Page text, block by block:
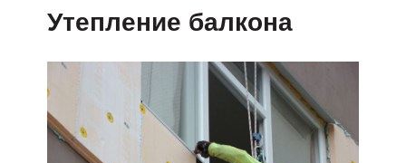
Утепление балкона